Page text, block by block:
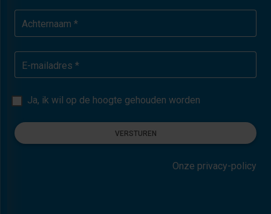
Achternaam *
E-mailadres *
Ja, ik wil op de hoogte gehouden worden
VERSTUREN
Onze privacy-policy